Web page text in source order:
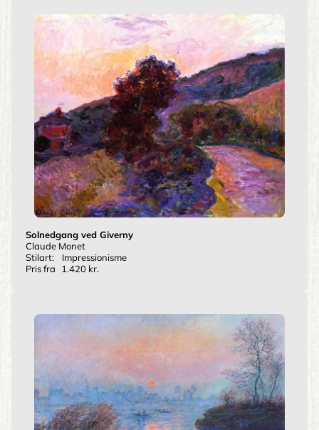
Solnedgang ved Giverny
Claude Monet
Stilart:
Impressionisme
Pris fra
1.420 kr.